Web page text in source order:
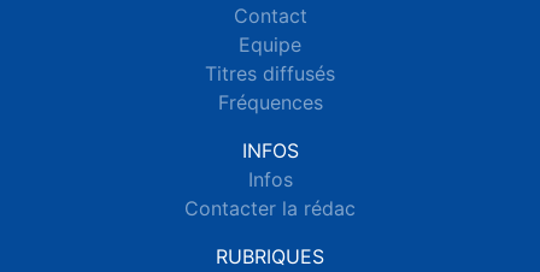
Contact
Equipe
Titres diffusés
Fréquences
INFOS
Infos
Contacter la rédac
RUBRIQUES